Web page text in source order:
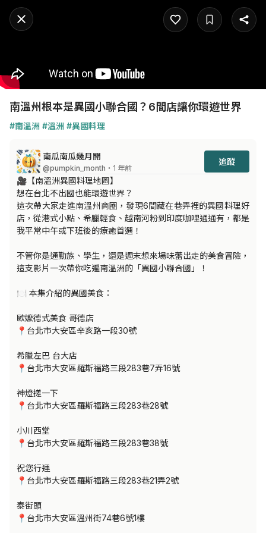
南溫州根本是異國小聯合國？6間店讓你環遊世界
#南溫洲 #溫洲 #異國料理
南瓜南瓜幾月開
@pumpkin_month ・1 年前
追蹤
🎥【南溫洲異國料理地圖】
想在台北不出國也能環遊世界？
這次帶大家走進南溫州商圈，發現6間藏在巷弄裡的異國料理好
店，從港式小點、希臘輕食、越南河粉到印度咖哩通通有，都是
我平常中午或下班後的療癒首選！
不管你是通勤族、學生，還是週末想來場味蕾出走的美食冒險，
這支影片一次帶你吃遍南溫洲的「異國小聯合國」！
🍽️ 本集介紹的異國美食：
歐嬤德式美食 哥德店
📍台北市大安區辛亥路一段30號
希臘左巴 台大店
📍台北市大安區羅斯福路三段283巷7弄16號
神燈搓一下
📍台北市大安區羅斯福路三段283巷28號
小川西堂
📍台北市大安區羅斯福路三段283巷38號
祝您行運
📍台北市大安區羅斯福路三段283巷21弄2號
泰街頭
📍台北市大安區溫州街74巷6號1樓